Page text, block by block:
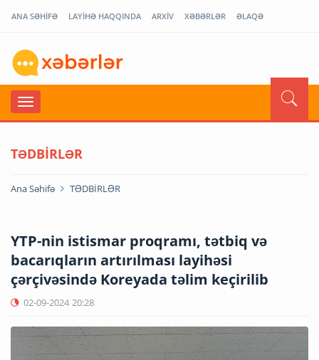
ANA SƏHİFƏ LAYİHƏ HAQQINDA ARXİV XƏBƏRLƏR ƏLAQƏ
TƏDBİRLƏR
Ana Səhifə TƏDBİRLƏR
YTP-nin istismar proqramı, tətbiq və
bacarıqların artırılması layihəsi
çərçivəsində Koreyada təlim keçirilib
02-09-2024 20:28